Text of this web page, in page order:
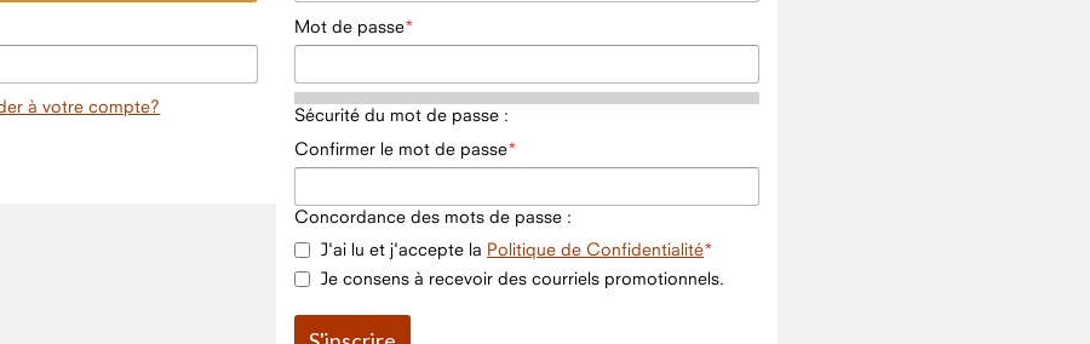
à votre compte?
Mot de passe
Sécurité du mot de passe :
Confirmer le mot de passe
Concordance des mots de passe :
J'ai lu et j'accepte la Politique de Confidentialité
Je consens à recevoir des courriels promotionnels.